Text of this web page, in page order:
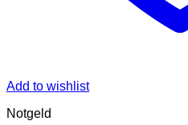
Add to wishlist
Notgeld